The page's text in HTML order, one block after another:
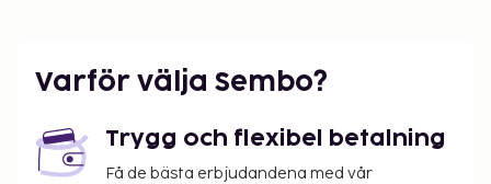
Varför välja Sembo?
Trygg och flexibel betalning
Få de bästa erbjudandena med vår